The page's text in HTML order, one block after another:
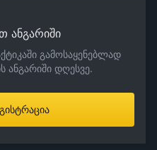
ანგარიში
გამოსაყენებლად
ანგარიში დღესვე.